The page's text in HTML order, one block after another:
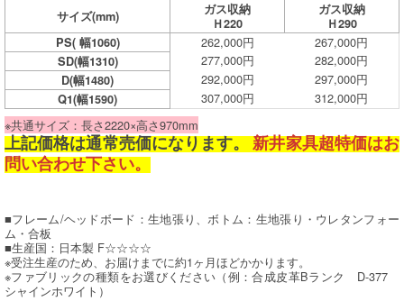
サイズ(mm)
ガス収納
Ｈ220
ガス収納
Ｈ290
PS( 幅1060)
262,000円 267,000円
SD(幅1310) 277,000円 282,000円
D(幅1480) 292,000円 297,000円
Q1(幅1590) 307,000円
312,000円
※共通サイズ：長さ2220×高さ970mm
上記価格は通常売価になります。新井家具超特価はお
問い合わせ下さい。
■フレーム/ヘッドボード：生地張り、ボトム：生地張り・ウレタンフォー
ム・合板
■生産国：日本製 F☆☆☆☆
※受注生産のため、お届けまでに約1ヶ月ほどかかります。
※ファブリックの種類をお選びください（例：合成皮革Bランク D-377
シャインホワイト）